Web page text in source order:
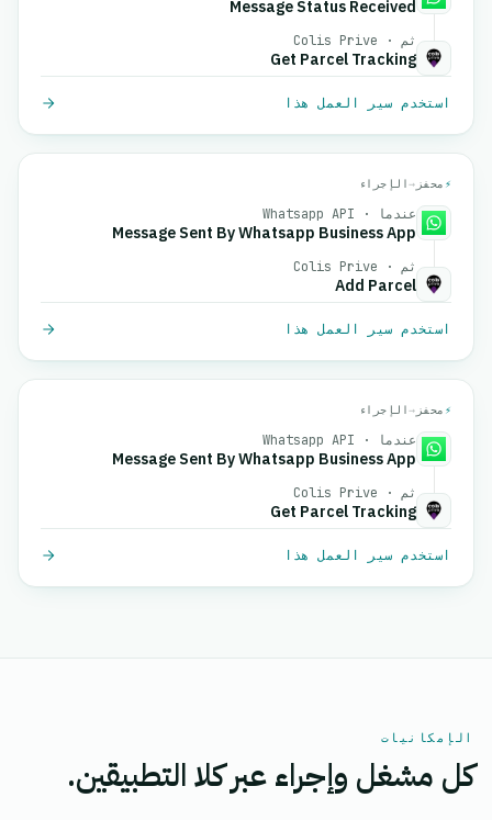
Message Status Received
ثم · Colis Prive
Get Parcel Tracking
استخدم سير العمل هذا
⚡ محفز →الإجراء
عندما · Whatsapp API
Message Sent By Whatsapp Business App
ثم · Colis Prive
Add Parcel
استخدم سير العمل هذا
⚡ محفز →الإجراء
عندما · Whatsapp API
Message Sent By Whatsapp Business App
ثم · Colis Prive
Get Parcel Tracking
استخدم سير العمل هذا
الإمكانيات
كل مشغل وإجراء عبر كلا التطبيقين.